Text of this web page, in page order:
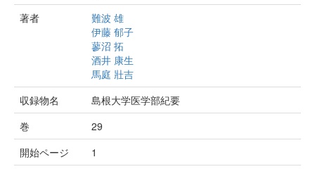
著者
難波 雄
伊藤 郁子
蓼沼 拓
酒井 康生
馬庭 壯吉
収録物名
島根大学医学部紀要
巻
29
開始ページ
1